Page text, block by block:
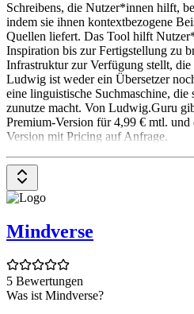
Schreibens, die Nutzer*innen hilft,
indem sie ihnen kontextbezogene
Quellen liefert. Das Tool hilft
Inspiration bis zur Fertigstellung zu
Infrastruktur zur Verfügung stellt, die
Ludwig ist weder ein Übersetzer
eine linguistische Suchmaschine,
zunutze macht. Von Ludwig.Guru
Premium-Version für 4,99 € mtl. und
Version mit Pricing auf Anfrage.
Mindverse
5 Bewertungen
Was ist Mindverse?